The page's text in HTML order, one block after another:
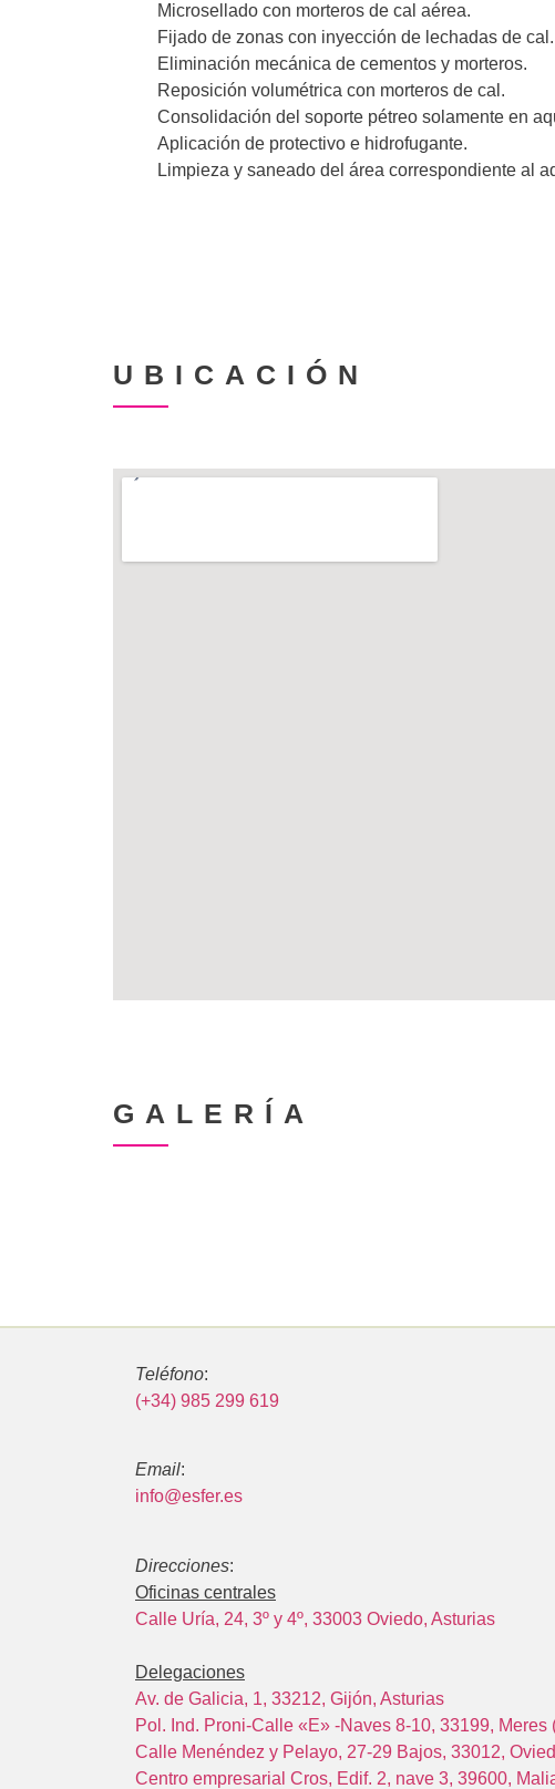
Microsellado con morteros de cal aérea.
Fijado de zonas con inyección de lechadas de cal.
Eliminación mecánica de cementos y morteros.
Reposición volumétrica con morteros de cal.
Consolidación del soporte pétreo solamente en
Aplicación de protectivo e hidrofugante.
Limpieza y saneado del área correspondiente al
UBICACIÓN
GALERÍA
Teléfono:
(+34) 985 299 619
Email:
info@esfer.es
Direcciones:
Oficinas centrales
Calle Uría, 24, 3º y 4º, 33003 Oviedo, Asturias
Delegaciones
Av. de Galicia, 1, 33212, Gijón, Asturias
Pol. Ind. Proni-Calle «E» -Naves 8-10, 33199, Meres
Calle Menéndez y Pelayo, 27-29 Bajos, 33012,
Centro empresarial Cros, Edif. 2, nave 3, 39600,